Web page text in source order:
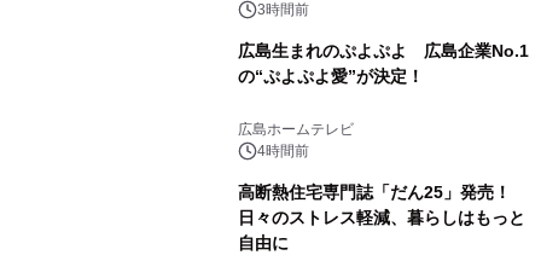
3時間前
広島生まれのぷよぷよ 広島企業No.1
の“ぷよぷよ愛”が決定！
広島ホームテレビ
4時間前
高断熱住宅専門誌「だん25」発売！
日々のストレス軽減、暮らしはもっと
自由に